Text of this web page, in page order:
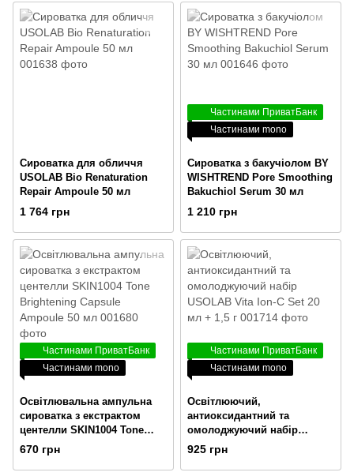
Сироватка для обличчя
USOLAB Bio Renaturation
Repair Ampoule 50 мл
1 764 грн
Частинами ПриватБанк
Частинами mono
Сироватка з бакучіолом BY
WISHTREND Pore Smoothing
Bakuchiol Serum 30 мл
1 210 грн
Частинами ПриватБанк
Частинами mono
Освітлювальна ампульна
сироватка з екстрактом
центелли SKIN1004 Tone
Brightening Capsule
Ampoule 50 мл
670 грн
Частинами ПриватБанк
Частинами mono
Освітлюючий,
антиоксидантний та
омолоджуючий набір
USOLAB Vita Ion-C Set 20 мл
+ 1,5 г
925 грн